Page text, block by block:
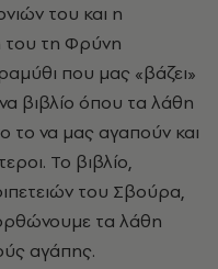
του και η
του τη Φρύνη
που μας «βάζει»
βιβλίο όπου τα λάθη
το να μας αγαπούν και
Το βιβλίο,
του Σβούρα,
τα λάθη
αγάπης.